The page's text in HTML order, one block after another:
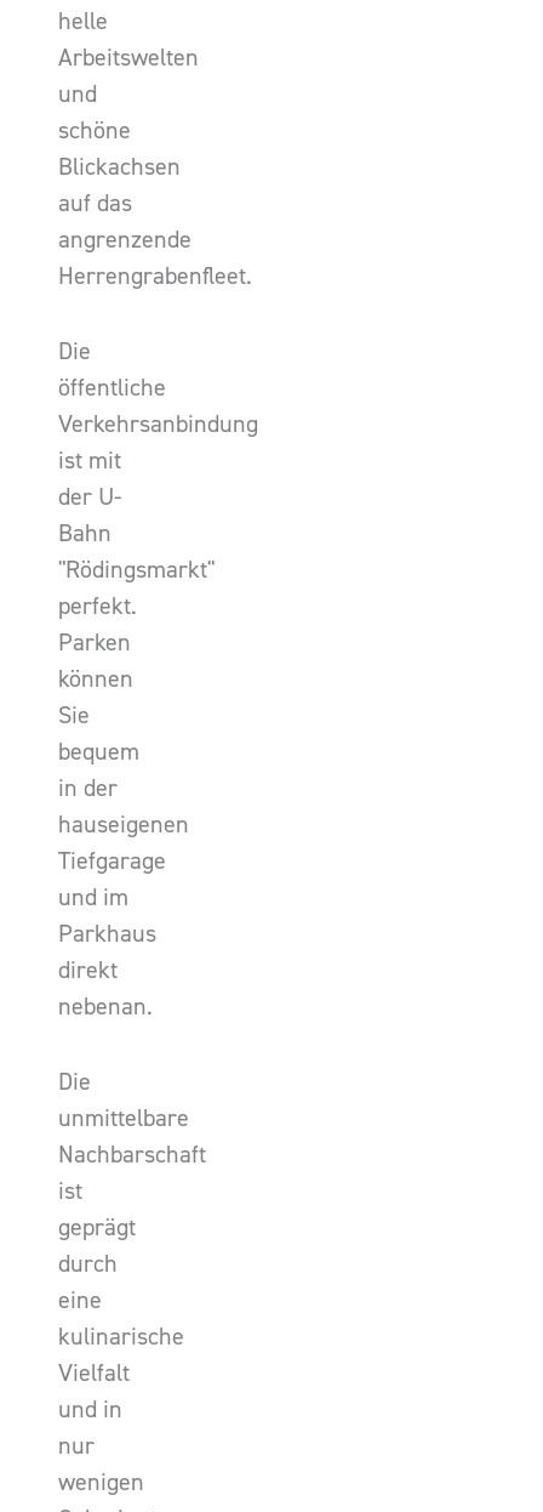
helle
Arbeitswelten
und
schöne
Blickachsen
auf das
angrenzende
Herrengrabenfleet.
Die
öffentliche
Verkehrsanbindung
ist mit
der U-
Bahn
"Rödingsmarkt"
perfekt.
Parken
können
Sie
bequem
in der
hauseigenen
Tiefgarage
und im
Parkhaus
direkt
nebenan.
Die
unmittelbare
Nachbarschaft
ist
geprägt
durch
eine
kulinarische
Vielfalt
und in
nur
wenigen